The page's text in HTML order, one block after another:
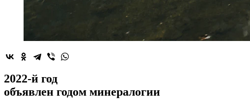
2022-й год
объявлен годом минералогии